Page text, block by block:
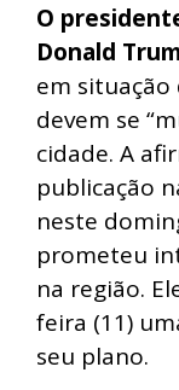
O
Donald
em
devem se
cidade. A
publicação
neste
prometeu
na região.
feira (11)
seu plano.